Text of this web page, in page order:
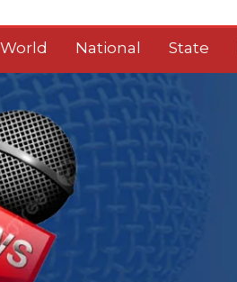
World National State
Digital